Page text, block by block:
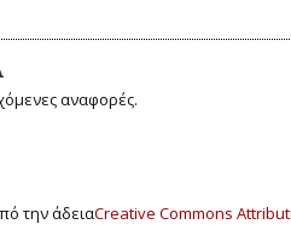
αναφορές.
την άδειαCreative Commons